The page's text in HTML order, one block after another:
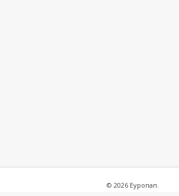
© 2026 Еуропап.